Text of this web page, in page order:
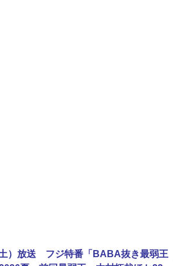
）放送 フジ特番「BABA抜き最弱王